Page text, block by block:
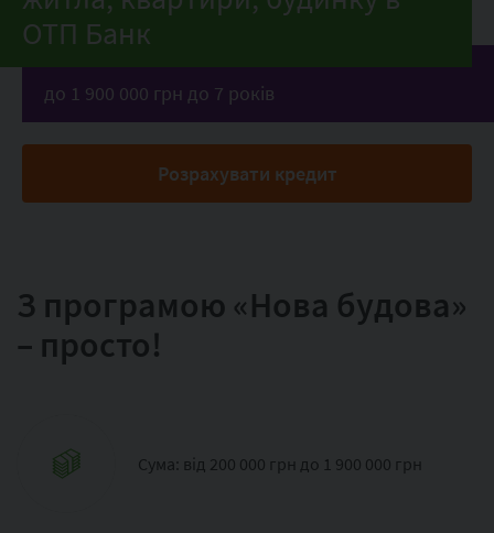
ОТП Банк
до 1 900 000 грн до 7 років
Розрахувати кредит
З програмою «Нова будова»
– просто!
Сума: від 200 000 грн до 1 900 000 грн